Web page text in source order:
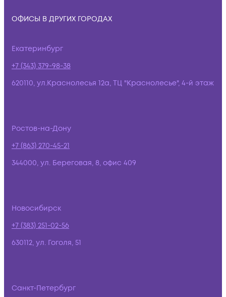
ОФИСЫ В ДРУГИХ ГОРОДАХ
Екатеринбург
+7 (343) 379-98-38
620110, ул.Краснолесья 12а, ТЦ "Краснолесье", 4-й этаж
Ростов-на-Дону
+7 (863) 270-45-21
344000, ул. Береговая, 8, офис 409
Новосибирск
+7 (383) 251-02-56
630112, ул. Гоголя, 51
Санкт-Петербург